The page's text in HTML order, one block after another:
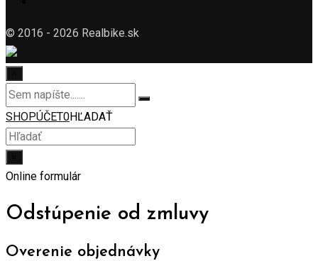
© 2016 - 2026 Realbike.sk
SHOPÚČET0HĽADAŤ
Online formulár
Odstúpenie od zmluvy
Overenie objednávky